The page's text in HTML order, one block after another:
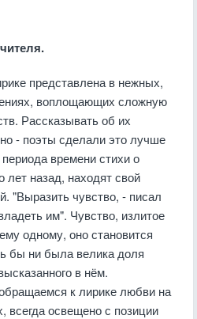
представлена в нежных,
воплощающих сложную
Рассказывать об их
- поэты сделали это лучше
времени стихи о
назад, находят свой
"Выразить чувство, - писал
им". Чувство, излитое
одному, оно становится
бы ни была велика доля
в нём.
к лирике любви на
всегда освещено с позиции